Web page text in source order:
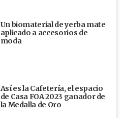
Un biomaterial de yerba mate
aplicado a accesorios de
moda
Así es la Cafetería, el espacio
de Casa FOA 2023 ganador de
la Medalla de Oro